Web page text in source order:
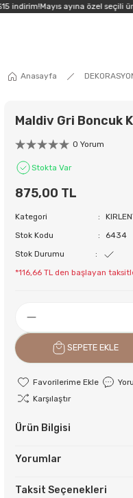
indirim!Mayıs ayına özel seçili
Anasayfa
Maldiv Gri Boncuk
0 Yorum
Stokta Var
875,00 TL
Kategori
Stok Kodu
6434
Stok Durumu
*116,66 TL den başlayan
SEPETE EKLE
Karşılaştır
Ürün Bilgisi
Yorumlar
Taksit Seçenekleri